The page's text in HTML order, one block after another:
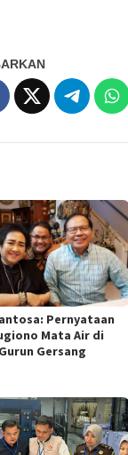
Pernyataan
Mata Air di
Gersang